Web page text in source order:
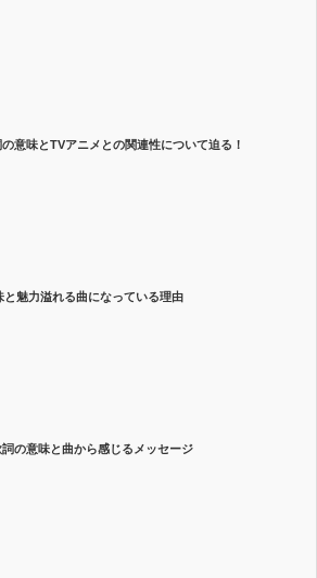
意味とTVアニメとの関連性について迫る！
魅力溢れる曲になっている理由
の意味と曲から感じるメッセージ